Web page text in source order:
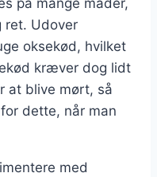
ret. Udover
oksekød, hvilket
kræver dog lidt
at blive mørt, så
dette, når man
med